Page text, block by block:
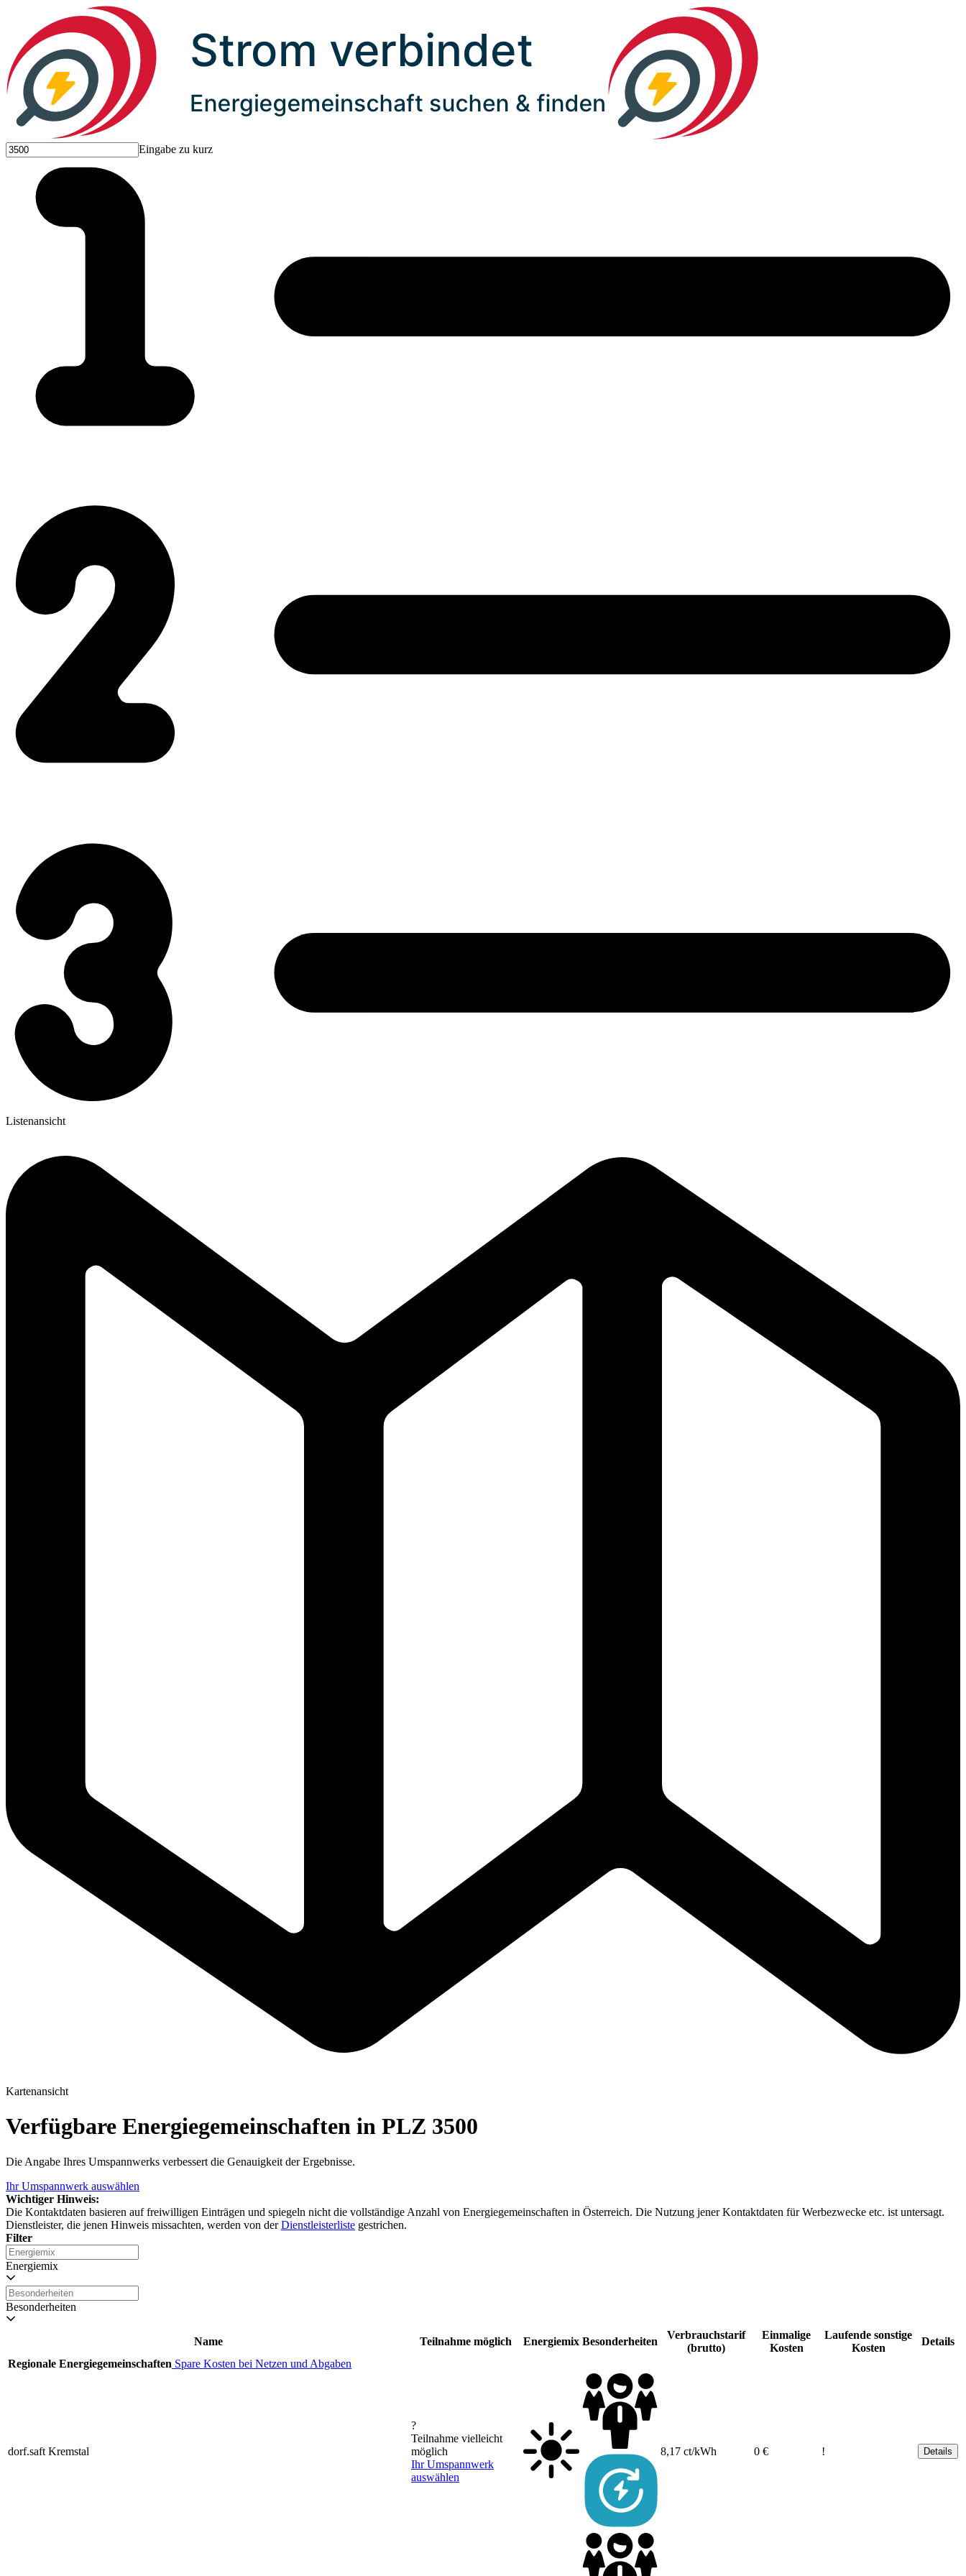
Eingabe zu kurz
Listenansicht
Kartenansicht
Verfügbare Energiegemeinschaften in PLZ 3500
Die Angabe Ihres Umspannwerks verbessert die Genauigkeit der Ergebnisse.
Ihr Umspannwerk auswählen
Wichtiger Hinweis:
Die Kontaktdaten basieren auf freiwilligen Einträgen und spiegeln nicht die vollständige Anzahl von Energiegemeinschaften in Österreich. Die Nutzung jener Kontaktdaten für Werbezwecke etc. ist untersagt.
Dienstleister, die jenen Hinweis missachten, werden von derDienstleisterliste gestrichen.
Filter
Energiemix
Besonderheiten
Name Teilnahme möglich Energiemix Besonderheiten
Verbrauchstarif
(brutto)
Einmalige
Kosten
Laufende sonstige
Kosten
Details
Regionale Energiegemeinschaften Spare Kosten bei Netzen und Abgaben
dorf.saft Kremstal
?
Teilnahme vielleicht
möglich
Ihr Umspannwerk
auswählen
8,17 ct/kWh 0 € ! Details